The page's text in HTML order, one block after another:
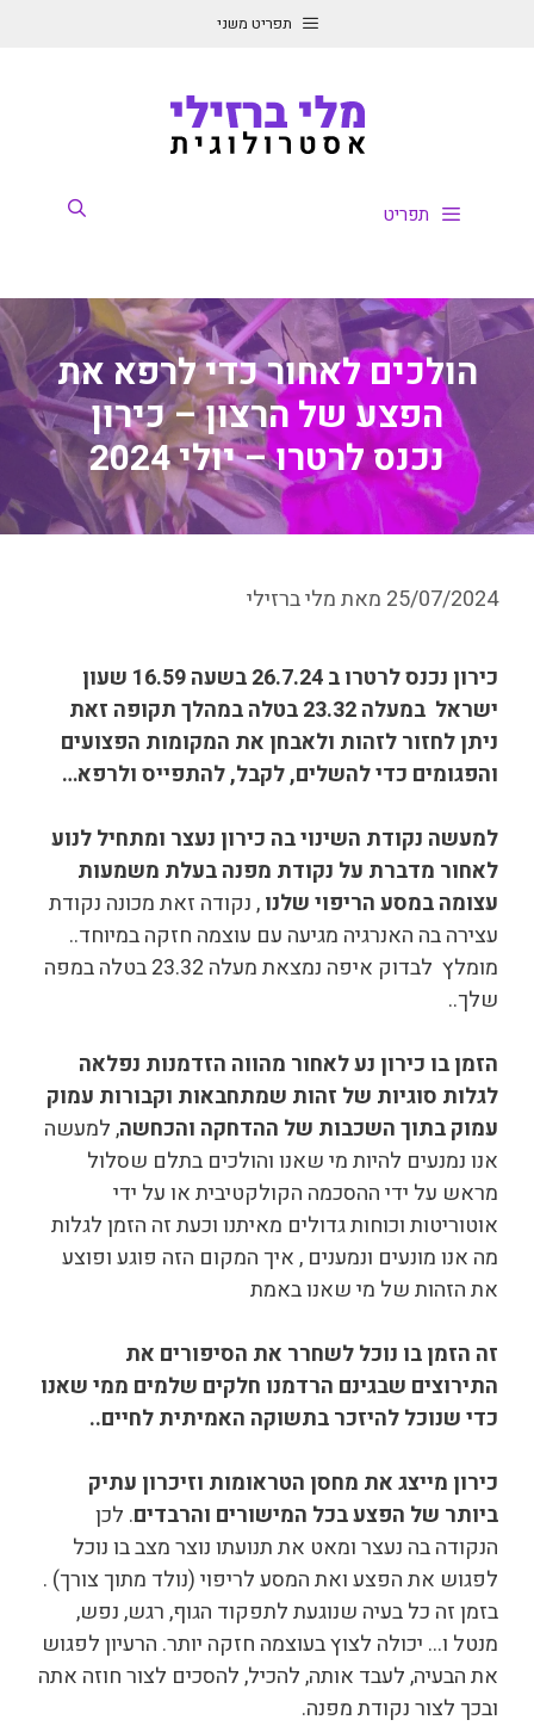
תפריט משני
תפריט
הולכים לאחור כדי לרפא את
הפצע של הרצון – כירון
נכנס לרטרו – יולי 2024
25/07/2024 מאתמלי ברזילי
כירון נכנס לרטרו ב 26.7.24 בשעה 16.59 שעון
ישראל במעלה 23.32 בטלה במהלך תקופה זאת
ניתן לחזור לזהות ולאבחן את המקומות הפצועים
והפגומים כדי להשלים, לקבל, להתפייס ולרפא…
למעשה נקודת השינוי בה כירון נעצר ומתחיל לנוע
לאחור מדברת על נקודת מפנה בעלת משמעות
עצומה במסע הריפוי שלנו, נקודה זאת מכונה נקודת
עצירה בה האנרגיה מגיעה עם עוצמה חזקה במיוחד..
מומלץ לבדוק איפה נמצאת מעלה 23.32 בטלה במפה
שלך..
הזמן בו כירון נע לאחור מהווה הזדמנות נפלאה
לגלות סוגיות של זהות שמתחבאות וקבורות עמוק
עמוק בתוך השכבות של ההדחקה והכחשה, למעשה
אנו נמנעים להיות מי שאנו והולכים בתלם שסלול
מראש על ידי ההסכמה הקולקטיבית או על ידי
אוטוריטות וכוחות גדולים מאיתנו וכעת זה הזמן לגלות
מה אנו מונעים ונמענים , איך המקום הזה פוגע ופוצע
את הזהות של מי שאנו באמת
זה הזמן בו נוכל לשחרר את הסיפורים את
התירוצים שבגינם הרדמנו חלקים שלמים ממי שאנו
כדי שנוכל להיזכר בתשוקה האמיתית לחיים..
כירון מייצג את מחסן הטראומות וזיכרון עתיק
ביותר של הפצע בכל המישורים והרבדים. לכן
הנקודה בה נעצר ומאט את תנועתו נוצר מצב בו נוכל
לפגוש את הפצע ואת המסע לריפוי (נולד מתוך צורך) .
בזמן זה כל בעיה שנוגעת לתפקוד הגוף, רגש, נפש,
מנטל ו… יכולה לצוץ בעוצמה חזקה יותר. הרעיון לפגוש
את הבעיה, לעבד אותה, להכיל, להסכים לצור חוזה אתה
ובכך לצור נקודת מפנה.